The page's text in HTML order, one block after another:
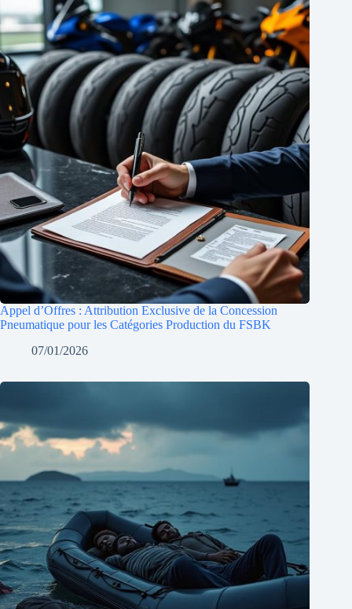
Appel d’Offres : Attribution Exclusive de la Concession
Pneumatique pour les Catégories Production du FSBK
07/01/2026